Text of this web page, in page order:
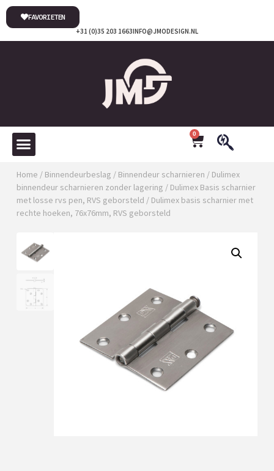
INFO@JMODESIGN.NL
+31 (0)35 203 1663
FAVORIETEN
0
Home / Binnendeurbeslag / Binnendeur scharnieren / Dulimex
binnendeur scharnieren zonder lagering / Dulimex Basis scharnier
met losse rvs pen, RVS geborsteld / Dulimex basis scharnier met
rechte hoeken, 76x76mm, RVS geborsteld